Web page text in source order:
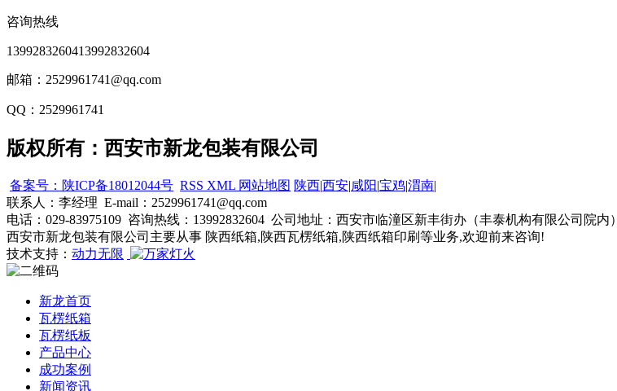
咨询热线
1399283260413992832604
邮箱：2529961741@qq.com
QQ：2529961741
版权所有：西安市新龙包装有限公司
备案号：陕ICP备18012044号 RSS XML 网站地图 陕西|西安|咸阳|宝鸡|渭南|
联系人：李经理 E-mail：2529961741@qq.com
电话：029-83975109 咨询热线：13992832604 公司地址：西安市临潼区新丰街办（丰泰机构有限公司院内）
西安市新龙包装有限公司主要从事 陕西纸箱,陕西瓦楞纸箱,陕西纸箱印刷等业务,欢迎前来咨询!
技术支持： 动力无限
新龙首页
瓦楞纸箱
瓦楞纸板
产品中心
成功案例
新闻资讯